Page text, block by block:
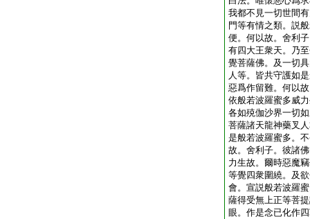
我都不見一切世間
門等有情之類。説
便。何以故。舍利
有四大王衆天。乃
覺菩薩佛。及一切
人等。皆共守護如
惡爲作留難。何以
依般若波羅蜜多威
各如殑伽沙界一切
菩薩諸天龍神藥叉
是般若波羅蜜多。
故。舍利子。彼諸
力生故。爾時惡魔
等覺四衆圍繞。及
會。宣説般若波羅
薩得受無上正等菩
眼。作是念已化作